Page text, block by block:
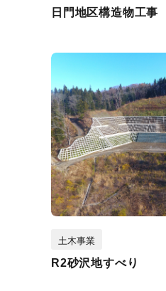
日門地区構造物工事
土木事業
R2砂沢地すべり